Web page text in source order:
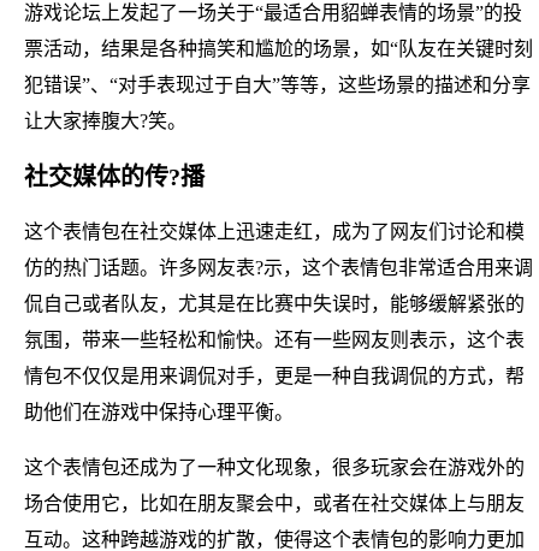
游戏论坛上发起了一场关于“最适合用貂蝉表情的场景”的投
票活动，结果是各种搞笑和尴尬的场景，如“队友在关键时刻
犯错误”、“对手表现过于自大”等等，这些场景的描述和分享
让大家捧腹大?笑。
社交媒体的传?播
这个表情包在社交媒体上迅速走红，成为了网友们讨论和模
仿的热门话题。许多网友表?示，这个表情包非常适合用来调
侃自己或者队友，尤其是在比赛中失误时，能够缓解紧张的
氛围，带来一些轻松和愉快。还有一些网友则表示，这个表
情包不仅仅是用来调侃对手，更是一种自我调侃的方式，帮
助他们在游戏中保持心理平衡。
这个表情包还成为了一种文化现象，很多玩家会在游戏外的
场合使用它，比如在朋友聚会中，或者在社交媒体上与朋友
互动。这种跨越游戏的扩散，使得这个表情包的影响力更加